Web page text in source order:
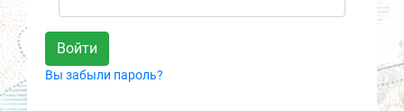
Контакты
Партнеры
Вы забыли пароль?